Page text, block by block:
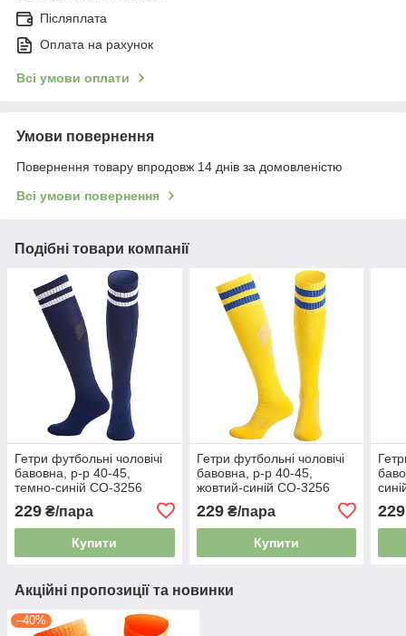
Післяплата
Оплата на рахунок
Всі умови оплати
Умови повернення
Повернення товару впродовж 14 днів за домовленістю
Всі умови повернення
Подібні товари компанії
Гетри футбольні чоловічі
бавовна, р-р 40-45,
темно-синій CO-3256
229 ₴/пара
Купити
Гетри футбольні чоловічі
бавовна, р-р 40-45,
жовтий-синій CO-3256
229₴/пара
Купити
229
Акційні пропозиції та новинки
–40%